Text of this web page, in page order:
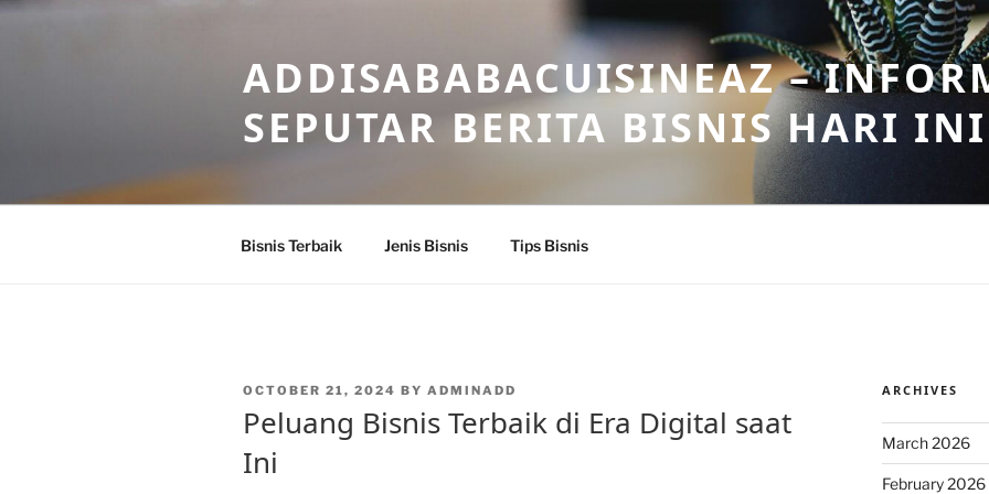
Skip
ADDISABABACUISINEAZ –
SEPUTAR BERITA BISNIS HARI INI
Bisnis Terbaik Jenis Bisnis Tips Bisnis
POSTED
OCTOBER 21, 2024 BY ADMINADD
Peluang Bisnis Terbaik di Era Digital saat
Ini
ARCHIVES
March 2026
February 2026